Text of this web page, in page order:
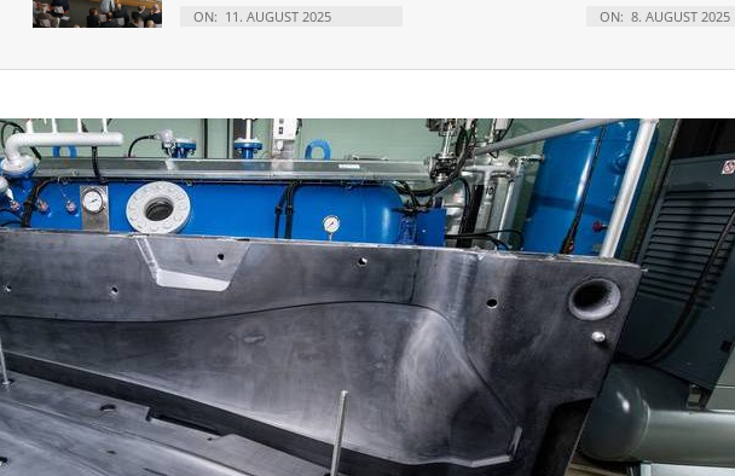
ON: 11. AUGUST 2025 ON: 8. AUGUST 2025